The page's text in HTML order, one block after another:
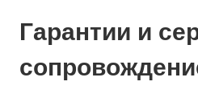
Гарантии и